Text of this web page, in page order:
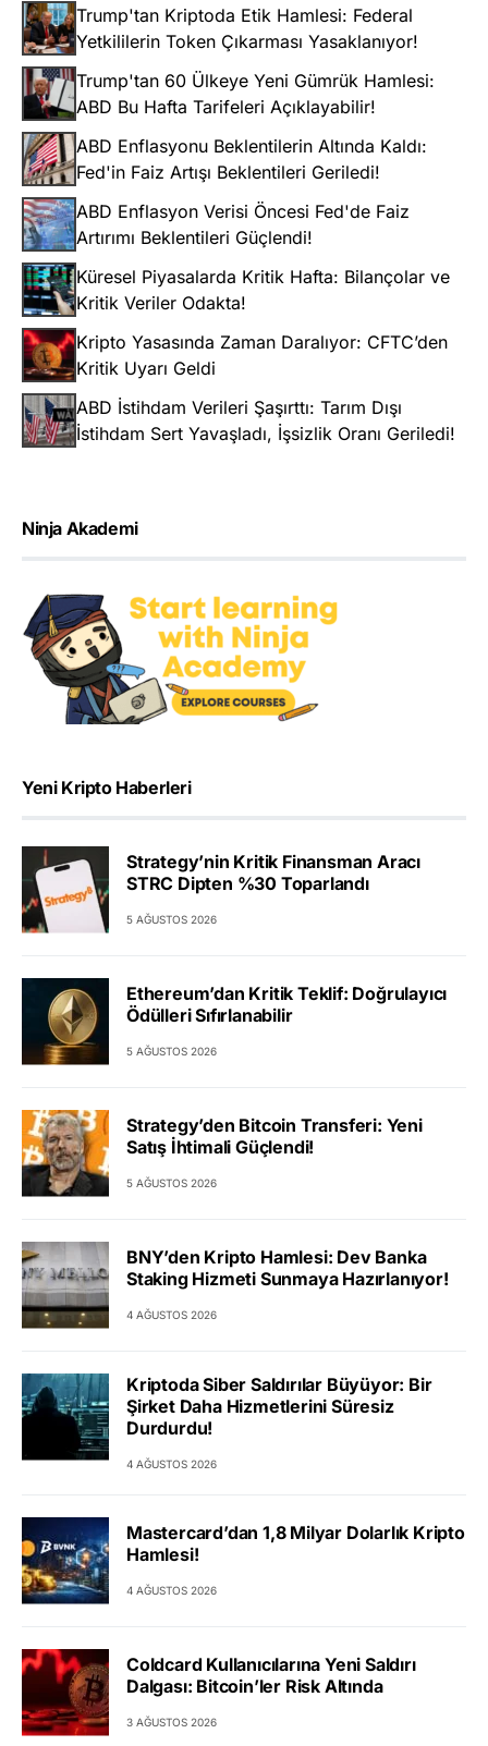
Trump'tan Kriptoda Etik Hamlesi: Federal
Yetkililerin Token Çıkarması Yasaklanıyor!
Trump'tan 60 Ülkeye Yeni Gümrük Hamlesi:
ABD Bu Hafta Tarifeleri Açıklayabilir!
ABD Enflasyonu Beklentilerin Altında Kaldı:
Fed'in Faiz Artışı Beklentileri Geriledi!
ABD Enflasyon Verisi Öncesi Fed'de Faiz
Artırımı Beklentileri Güçlendi!
Küresel Piyasalarda Kritik Hafta: Bilançolar ve
Kritik Veriler Odakta!
Kripto Yasasında Zaman Daralıyor: CFTC’den
Kritik Uyarı Geldi
ABD İstihdam Verileri Şaşırttı: Tarım Dışı
İstihdam Sert Yavaşladı, İşsizlik Oranı Geriledi!
Ninja Akademi
Yeni Kripto Haberleri
Strategy’nin Kritik Finansman Aracı
STRC Dipten %30 Toparlandı
5 AĞUSTOS 2026
Ethereum’dan Kritik Teklif: Doğrulayıcı
Ödülleri Sıfırlanabilir
5 AĞUSTOS 2026
Strategy’den Bitcoin Transferi: Yeni
Satış İhtimali Güçlendi!
5 AĞUSTOS 2026
BNY’den Kripto Hamlesi: Dev Banka
Staking Hizmeti Sunmaya Hazırlanıyor!
4 AĞUSTOS 2026
Kriptoda Siber Saldırılar Büyüyor: Bir
Şirket Daha Hizmetlerini Süresiz
Durdurdu!
4 AĞUSTOS 2026
Mastercard’dan 1,8 Milyar Dolarlık Kripto
Hamlesi!
4 AĞUSTOS 2026
Coldcard Kullanıcılarına Yeni Saldırı
Dalgası: Bitcoin’ler Risk Altında
3 AĞUSTOS 2026